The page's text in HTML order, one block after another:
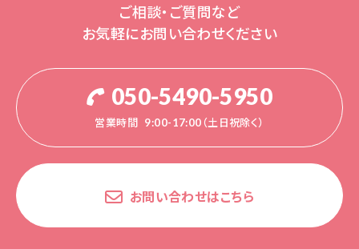
ご相談・ご質問など
お気軽にお問い合わせください
050-5490-5950
営業時間 9:00-17:00（土日祝除く）
お問い合わせはこちら